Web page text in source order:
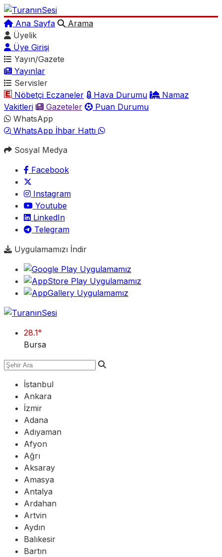
Ana Sayfa
Arama
Üyelik
Üye Girişi
Yayın/Gazete
Yayınlar
Servisler
Nöbetçi Eczaneler
Hava Durumu
Namaz
Vakitleri
Gazeteler
Puan Durumu
WhatsApp
WhatsApp İhbar Hattı
Sosyal Medya
Facebook
Instagram
Youtube
LinkedIn
Telegram
Uygulamamızı İndir
28.1°
Bursa
İstanbul
Ankara
İzmir
Adana
Adıyaman
Afyon
Ağrı
Aksaray
Amasya
Antalya
Ardahan
Artvin
Aydın
Balıkesir
Bartın